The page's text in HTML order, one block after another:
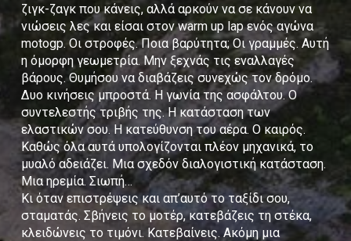
ζιγκ-ζαγκ που κάνεις, αλλά αρκούν να σε κάνουν να
νιώσεις λες και είσαι στον warm up lap ενός αγώνα
motogp. Οι στροφές. Ποια βαρύτητα; Οι γραμμές. Αυτή
η όμορφη γεωμετρία. Μην ξεχνάς τις εναλλαγές
βάρους. Θυμήσου να διαβάζεις συνεχώς τον δρόμο.
Δυο κινήσεις μπροστά. Η γωνία της ασφάλτου. Ο
συντελεστής τριβής της. Η κατάσταση των
ελαστικών σου. Η κατεύθυνση του αέρα. Ο καιρός.
Καθώς όλα αυτά υπολογίζονται πλέον μηχανικά, το
μυαλό αδειάζει. Μια σχεδόν διαλογιστική κατάσταση.
Μια ηρεμία. Σιωπή…
Κι όταν επιστρέψεις και απ’αυτό το ταξίδι σου,
σταματάς. Σβήνεις το μοτέρ, κατεβάζεις τη στέκα,
κλειδώνεις το τιμόνι. Κατεβαίνεις. Ακόμη μια